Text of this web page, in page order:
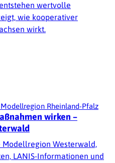
wertvolle
wie kooperativer
wirkt.
Rheinland-Pfalz
wirken –
Modellregion Westerwald,
LANIS-Informationen und